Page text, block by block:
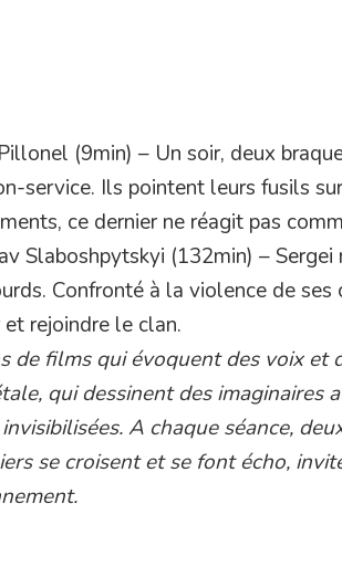
(9min) – Un soir, deux
service. Ils pointent leurs fusils
ce dernier ne réagit pas
Slaboshpytskyi (132min) – Sergei
Confronté à la violence de ses
rejoindre le clan.
de films qui évoquent des voix et
qui dessinent des imaginaires
A chaque séance,
se croisent et se font écho,